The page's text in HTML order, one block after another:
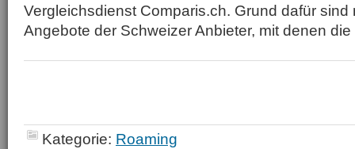
Vergleichsdienst Comparis.ch. Grund dafür sind
Angebote der Schweizer Anbieter, mit denen
Kategorie: Roaming